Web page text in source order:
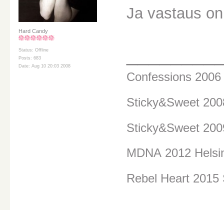
Hard Candy
Status: Offline
Posts: 683
Date: Aug 10 20:03 2008
Ja vastaus
Confessions
Sticky&Sweet
Sticky&Sweet
MDNA 2012
Rebel Heart 2015